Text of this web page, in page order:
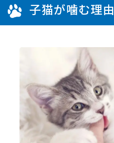
子猫が噛む理由